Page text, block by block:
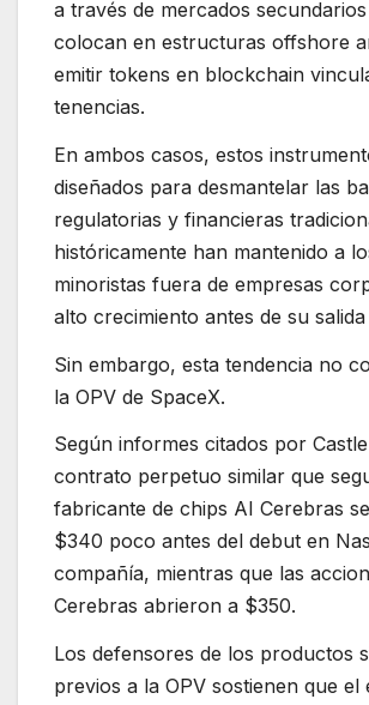
a través de mercados
colocan en estructuras offshore
emitir tokens en blockchain
tenencias.
En ambos casos, estos
diseñados para desmantelar las
regulatorias y financieras
históricamente han mantenido a
minoristas fuera de empresas
alto crecimiento antes de su
Sin embargo, esta tendencia no
la OPV de SpaceX.
Según informes citados por
contrato perpetuo similar que
fabricante de chips AI Cerebras
$340 poco antes del debut en
compañía, mientras que las
Cerebras abrieron a $350.
Los defensores de los productos
previos a la OPV sostienen que el